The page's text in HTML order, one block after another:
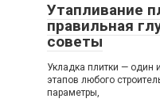
Утапливание
правильная
советы
Укладка плитки — один
этапов любого
параметры,